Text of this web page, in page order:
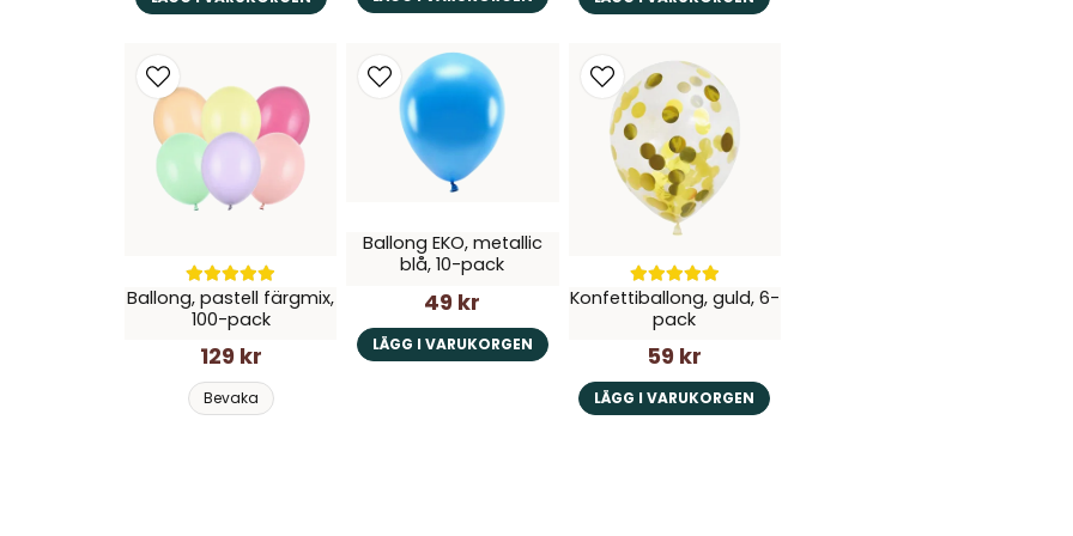
Ballong, pastell färgmix,
100-pack
129 kr
Bevaka
Ballong EKO, metallic
blå, 10-pack
49 kr
LÄGG I VARUKORGEN
Konfettiballong, guld, 6-
pack
59 kr
LÄGG I VARUKORGEN